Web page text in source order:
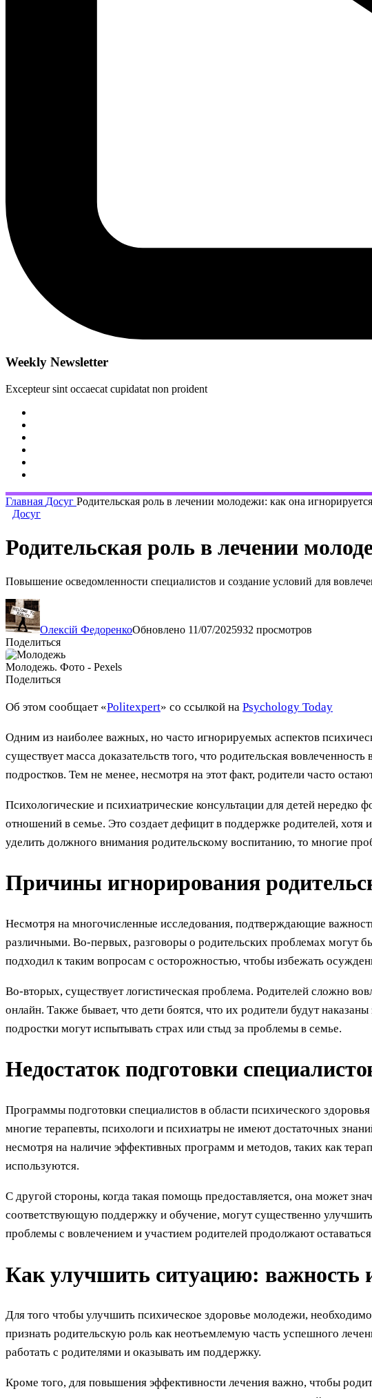
Weekly Newsletter
Excepteur sint occaecat cupidatat non proident
Главная Досуг Родительская роль в лечении молодежи: как она
Досуг
Родительская роль в лечении
Повышение осведомленности специалистов и создание условий для
Олексій ФедоренкоОбновлено 11/07/2025932 просмотров
Поделиться
Молодежь. Фото - Pexels
Поделиться
Об этом сообщает «Politexpert» со ссылкой на Psychology Today
Одним из наиболее важных, но часто игнорируемых аспектов
существует масса доказательств того, что родительская
подростков. Тем не менее, несмотря на этот факт, родители часто
Психологические и психиатрические консультации для детей
отношений в семье. Это создает дефицит в поддержке родителей,
уделить должного внимания родительскому воспитанию, то многие
Причины игнорирования
Несмотря на многочисленные исследования, подтверждающие
различными. Во-первых, разговоры о родительских проблемах
подходил к таким вопросам с осторожностью, чтобы избежать
Во-вторых, существует логистическая проблема. Родителей сложно
онлайн. Также бывает, что дети боятся, что их родители будут
подростки могут испытывать страх или стыд за проблемы в семье.
Недостаток подготовки
Программы подготовки специалистов в области психического
многие терапевты, психологи и психиатры не имеют достаточных
несмотря на наличие эффективных программ и методов, таких как
используются.
С другой стороны, когда такая помощь предоставляется, она может
соответствующую поддержку и обучение, могут существенно
проблемы с вовлечением и участием родителей продолжают
Как улучшить ситуацию: важность
Для того чтобы улучшить психическое здоровье молодежи,
признать родительскую роль как неотъемлемую часть успешного
работать с родителями и оказывать им поддержку.
Кроме того, для повышения эффективности лечения важно, чтобы